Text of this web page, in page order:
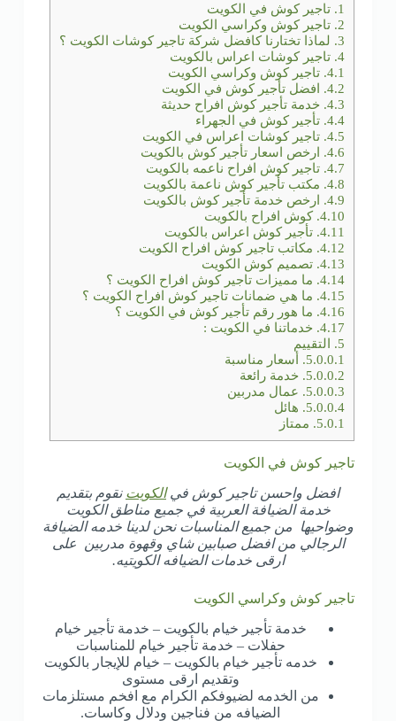
1. تاجير كوش في الكويت
2. تاجير كوش وكراسي الكويت
3. لماذا تختارنا كافضل شركة تاجير كوشات الكويت ؟
4. تاجير كوشات اعراس بالكويت
4.1. تاجير كوش وكراسي الكويت
4.2. افضل تأجير كوش في الكويت
4.3. خدمة تأجير كوش افراح حديثة
4.4. تأجير كوش في الجهراء
4.5. تاجير كوشات اعراس في الكويت
4.6. ارخص اسعار تأجير كوش بالكويت
4.7. تاجير كوش افراح ناعمه بالكويت
4.8. مكتب تأجير كوش ناعمة بالكويت
4.9. ارخص خدمة تأجير كوش بالكويت
4.10. كوش افراح بالكويت
4.11. تأجير كوش اعراس بالكويت
4.12. مكاتب تاجير كوش افراح الكويت
4.13. تصميم كوش الكويت
4.14. ما مميزات تاجير كوش افراح الكويت ؟
4.15. ما هي ضمانات تاجير كوش افراح الكويت ؟
4.16. ما هور رقم تأجير كوش في الكويت ؟
4.17. خدماتنا في الكويت :
5. التقييم
5.0.0.1. أسعار مناسبة
5.0.0.2. خدمة رائعة
5.0.0.3. عمال مدربين
5.0.0.4. هائل
5.0.1. ممتاز
تاجير كوش في الكويت
افضل واحسن تاجير كوش فيالكويت نقوم بتقديم
خدمة الضيافة العربية في جميع مناطق الكويت
وضواحيها من جميع المناسبات نحن لدينا خدمه الضيافة
الرجالي من افضل صبابين شاي وقهوة مدربين على
ارقى خدمات الضيافه الكويتيه.
تاجير كوش وكراسي الكويت
خدمة تأجير خيام بالكويت – خدمة تأجير خيام
حفلات – خدمة تأجير خيام للمناسبات
خدمه تأجير خيام بالكويت – خيام للإيجار بالكويت
وتقديم ارقى مستوى
من الخدمه لضيوفكم الكرام مع افخم مستلزمات
الضيافه من فناجين ودلال وكاسات.